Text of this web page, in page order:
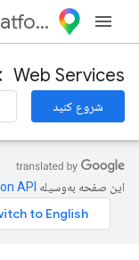
Web Services
شروع کنید
این صفحه به‌وسیله